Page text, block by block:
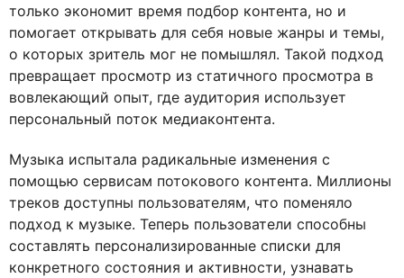
только экономит время подбор контента, но и
помогает открывать для себя новые жанры и темы,
о которых зритель мог не помышлял. Такой подход
превращает просмотр из статичного просмотра в
вовлекающий опыт, где аудитория использует
персональный поток медиаконтента.
Музыка испытала радикальные изменения с
помощью сервисам потокового контента. Миллионы
треков доступны пользователям, что поменяло
подход к музыке. Теперь пользователи способны
составлять персонализированные списки для
конкретного состояния и активности, узнавать